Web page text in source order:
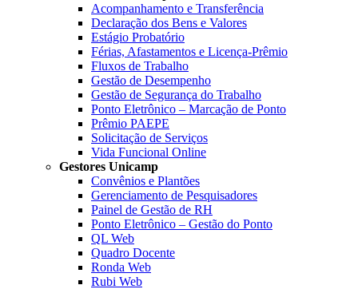
Acompanhamento e Transferência
Declaração dos Bens e Valores
Estágio Probatório
Férias, Afastamentos e Licença-Prêmio
Fluxos de Trabalho
Gestão de Desempenho
Gestão de Segurança do Trabalho
Ponto Eletrônico – Marcação de Ponto
Prêmio PAEPE
Solicitação de Serviços
Vida Funcional Online
Gestores Unicamp
Convênios e Plantões
Gerenciamento de Pesquisadores
Painel de Gestão de RH
Ponto Eletrônico – Gestão do Ponto
QL Web
Quadro Docente
Ronda Web
Rubi Web